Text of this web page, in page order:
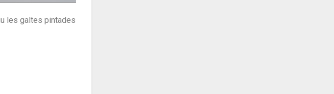
les galtes pintades